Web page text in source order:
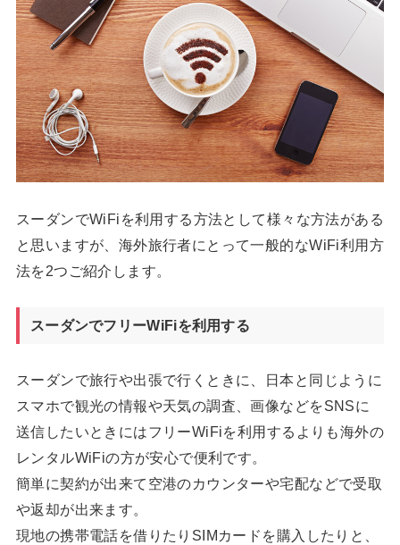
スーダンでWiFiを利用する方法として様々な方法がある
と思いますが、海外旅行者にとって一般的なWiFi利用方
法を2つご紹介します。
スーダンでフリーWiFiを利用する
スーダンで旅行や出張で行くときに、日本と同じように
スマホで観光の情報や天気の調査、画像などをSNSに
送信したいときにはフリーWiFiを利用するよりも海外の
レンタルWiFiの方が安心で便利です。
簡単に契約が出来て空港のカウンターや宅配などで受取
や返却が出来ます。
現地の携帯電話を借りたりSIMカードを購入したりと、